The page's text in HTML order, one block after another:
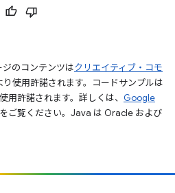
のコンテンツはクリエイティブ・コモ
り使用許諾されます。コードサンプルは
用許諾されます。詳しくは、 Google
をご覧ください。Java は Oracle および